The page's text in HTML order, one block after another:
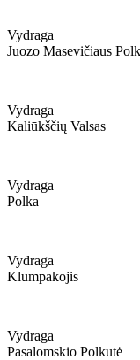
Vydraga
Juozo Masevičiaus
Vydraga
Kaliūkščių Valsas
Vydraga
Polka
Vydraga
Klumpakojis
Vydraga
Pasalomskio Polkutė